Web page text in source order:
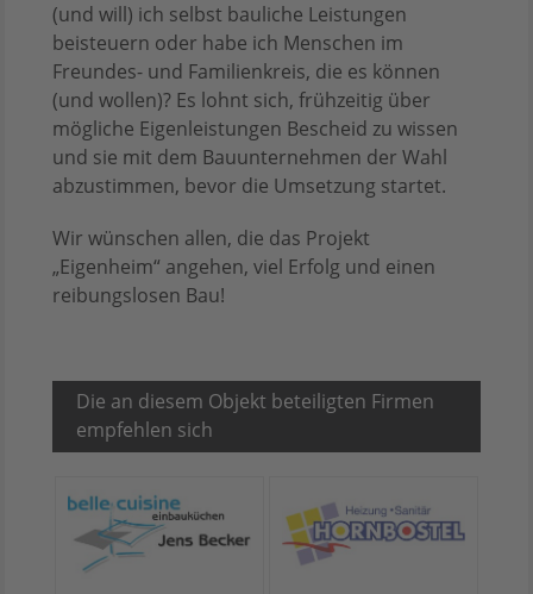
(und will) ich selbst bauliche Leistungen
beisteuern oder habe ich Menschen im
Freundes- und Familienkreis, die es können
(und wollen)? Es lohnt sich, frühzeitig über
mögliche Eigenleistungen Bescheid zu wissen
und sie mit dem Bauunternehmen der Wahl
abzustimmen, bevor die Umsetzung startet.
Wir wünschen allen, die das Projekt
„Eigenheim“ angehen, viel Erfolg und einen
reibungslosen Bau!
Die an diesem Objekt beteiligten Firmen
empfehlen sich